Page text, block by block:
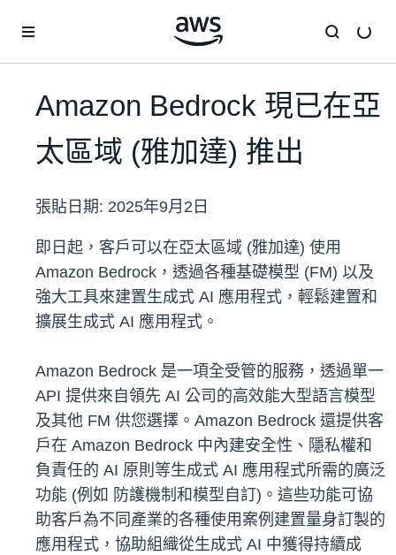
Amazon Bedrock 現已在亞
太區域 (雅加達) 推出
張貼日期: 2025年9月2日
即日起，客戶可以在亞太區域 (雅加達) 使用
Amazon Bedrock，透過各種基礎模型 (FM) 以及
強大工具來建置生成式 AI 應用程式，輕鬆建置和
擴展生成式 AI 應用程式。
Amazon Bedrock 是一項全受管的服務，透過單一
API 提供來自領先 AI 公司的高效能大型語言模型
及其他 FM 供您選擇。Amazon Bedrock 還提供客
戶在 Amazon Bedrock 中內建安全性、隱私權和
負責任的 AI 原則等生成式 AI 應用程式所需的廣泛
功能 (例如 防護機制和模型自訂)。這些功能可協
助客戶為不同產業的各種使用案例建置量身訂製的
應用程式，協助組織從生成式 AI 中獲得持續成